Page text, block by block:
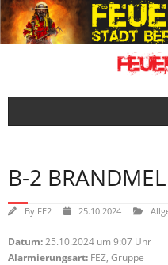
Skip
to
content
B-2
By FE2 25.10.2024
Datum:25.10.2024 um 9:07 Uhr
Alarmierungsart: FEZ, Gruppe